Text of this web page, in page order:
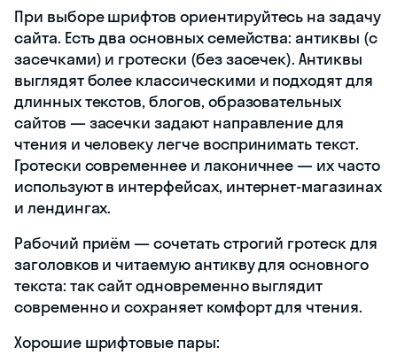
При выборе шрифтов ориентируйтесь на задачу
сайта. Есть два основных семейства: антиквы (с
засечками) и гротески (без засечек). Антиквы
выглядят более классическими и подходят для
длинных текстов, блогов, образовательных
сайтов — засечки задают направление для
чтения и человеку легче воспринимать текст.
Гротески современнее и лаконичнее — их часто
используют в интерфейсах, интернет-магазинах
и лендингах.
Рабочий приём — сочетать строгий гротеск для
заголовков и читаемую антикву для основного
текста: так сайт одновременно выглядит
современно и сохраняет комфорт для чтения.
Хорошие шрифтовые пары: